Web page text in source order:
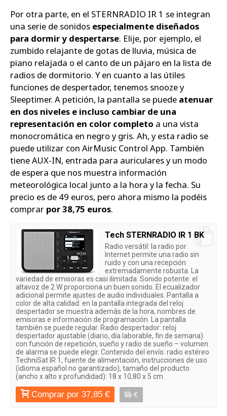
Por otra parte, en el STERNRADIO IR 1 se integran
una serie de sonidos especialmente diseñados
para dormir y despertarse. Elije, por ejemplo, el
zumbido relajante de gotas de lluvia, música de
piano relajada o el canto de un pájaro en la lista de
radios de dormitorio. Y en cuanto a las útiles
funciones de despertador, tenemos snooze y
Sleeptimer. A petición, la pantalla se puede atenuar
en dos niveles e incluso cambiar de una
representación en color completo a una vista
monocromática en negro y gris. Ah, y esta radio se
puede utilizar con AirMusic Control App. También
tiene AUX-IN, entrada para auriculares y un modo
de espera que nos muestra información
meteorológica local junto a la hora y la fecha. Su
precio es de 49 euros, pero ahora mismo la podéis
comprar por 38,75 euros.
Tech STERNRADIO IR 1 BK
Radio versátil: la radio por
Internet permite una radio sin
ruido y con una recepción
extremadamente robusta. La
variedad de emisoras es casi ilimitada. Sonido potente: el
altavoz de 2 W proporciona un buen sonido. El ecualizador
adicional permite ajustes de audio individuales. Pantalla a
color de alta calidad: en la pantalla integrada del reloj
despertador se muestra además de la hora, nombres de
emisoras e información de programación. La pantalla
también se puede regular. Radio despertador: reloj
despertador ajustable (diario, día laborable, fin de semana)
con función de repetición, sueño y radio de sueño – volumen
de alarma se puede elegir. Contenido del envío: radio estéreo
TechniSat IR 1, fuente de alimentación, instrucciones de uso
(idioma español no garantizado), tamaño del producto
(ancho x alto x profundidad): 18 x 10,80 x 5 cm.
Comprar por 37,85 € €